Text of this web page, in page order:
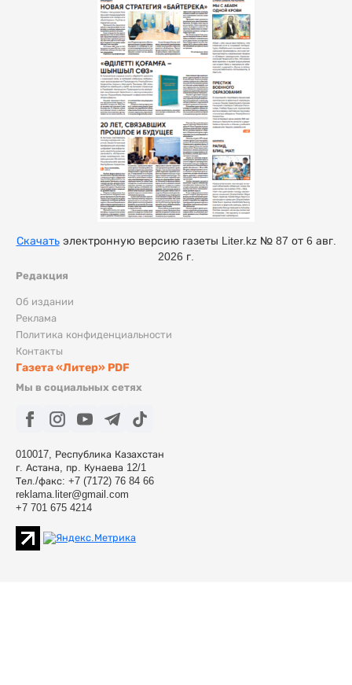
Редакция
Об издании
Реклама
Политика конфиденциальности
Контакты
Газета «Литер» PDF
Мы в социальных сетях
010017, Республика Казахстан
г. Астана, пр. Кунаева 12/1
Тел./факс: +7 (7172) 76 84 66
reklama.liter@gmail.com
+7 701 675 4214
Скачатьэлектронную версию газеты Liter.kz № 87 от 6 авг.
2026 г.